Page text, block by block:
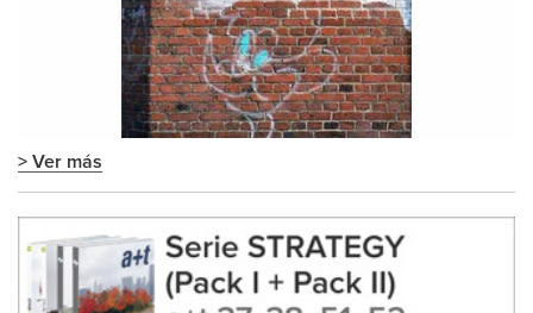
> Ver más